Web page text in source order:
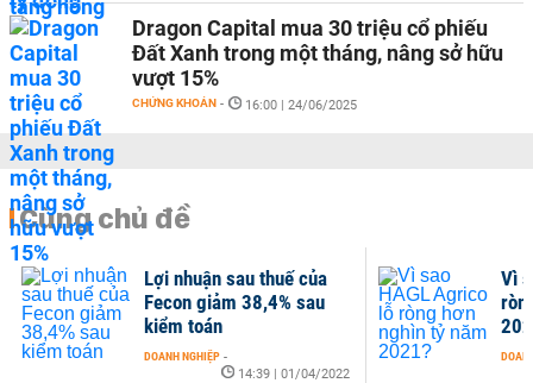
Dragon Capital mua 30 triệu cổ phiếu
Đất Xanh trong một tháng, nâng sở hữu
vượt 15%
CHỨNG KHOÁN - 16:00 | 24/06/2025
Cùng chủ đề
Lợi nhuận sau thuế của
Fecon giảm 38,4% sau
kiểm toán
DOANH NGHIỆP -
14:39 | 01/04/2022
Vì